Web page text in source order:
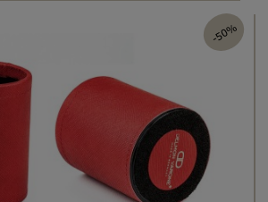
-50%